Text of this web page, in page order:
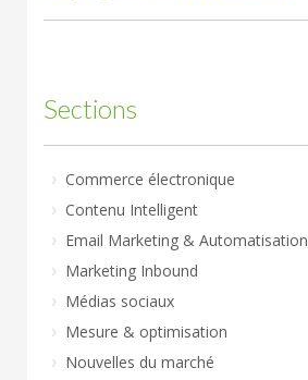
Sections
Commerce électronique
Contenu Intelligent
Email Marketing & Automatisation
Marketing Inbound
Médias sociaux
Mesure & optimisation
Nouvelles du marché